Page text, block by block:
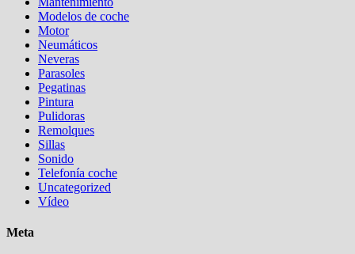
Modelos de coche
Motor
Neumáticos
Neveras
Parasoles
Pegatinas
Pintura
Pulidoras
Remolques
Sillas
Sonido
Telefonía coche
Uncategorized
Vídeo
Meta